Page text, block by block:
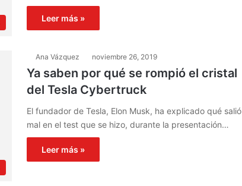
Leer más »
Ana Vázquez noviembre 26, 2019
Ya saben por qué se rompió el cristal
del Tesla Cybertruck
El fundador de Tesla, Elon Musk, ha explicado qué salió
mal en el test que se hizo, durante la presentación…
Leer más »